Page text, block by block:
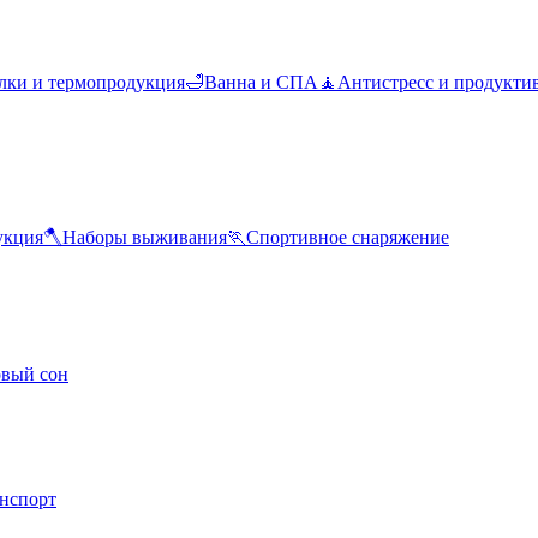
и термопродукция🛁Ванна и СПА 🧘 Антистресс и
🪓Наборы выживания🏃Спортивное снаряжение
сон